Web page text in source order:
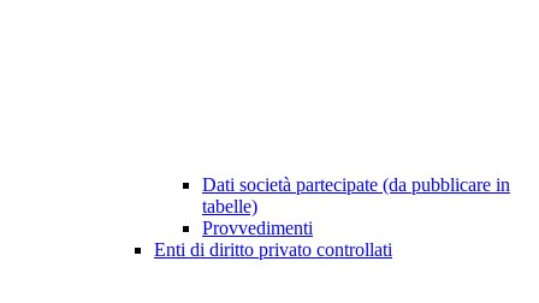
Dati società partecipate (da pubblicare in
tabelle)
Provvedimenti
Enti di diritto privato controllati